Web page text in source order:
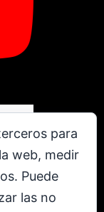
para
web, medir
Puede
las no